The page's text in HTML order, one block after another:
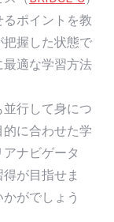
ポイントを教
握した状態で
適な学習方法
行して身につ
に合わせた学
ナビゲータ
が目指せま
がでしょう